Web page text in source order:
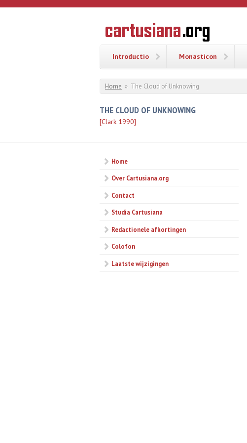
Overslaan en naar de inhoud gaan
CARTUSIANA
Geschiedenis
van de
Introductio Monasticon
U bent hier
Home » The Cloud of Unknowing
THE CLOUD OF UNKNOWING
[Clark 1990]
Home
Over Cartusiana.org
Contact
Studia Cartusiana
Redactionele afkortingen
Colofon
Laatste wijzigingen